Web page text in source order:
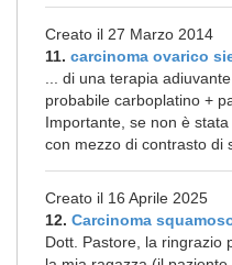
Creato il 27 Marzo 2014
11. carcinoma ovarico
... di una terapia
probabile carboplatino +
Importante, se non è
con mezzo di contrasto di
Creato il 16 Aprile 2025
12. Carcinoma
Dott. Pastore, la ringrazio